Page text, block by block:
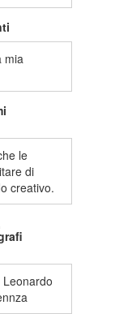
mia
le
di
creativo.
Leonardo